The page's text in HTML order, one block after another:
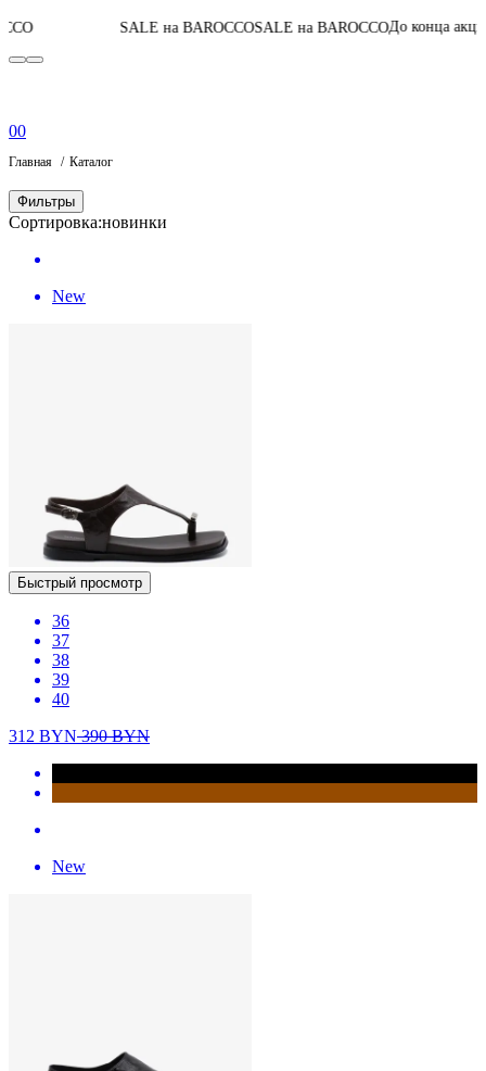
SALE на BAROCCOSALE на BAROCCOДо конца акции06:12:49:46
00
Главная Каталог
Фильтры
Сортировка:новинки
New
Быстрый просмотр
36
37
38
39
40
312 BYN390BYN
New